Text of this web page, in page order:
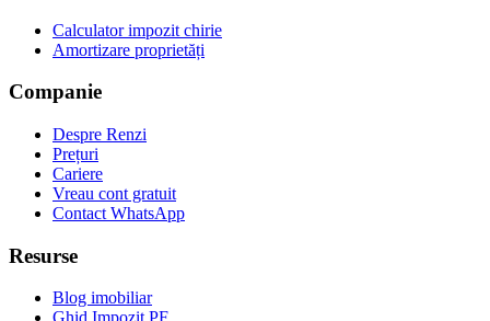
Calculator impozit chirie
Amortizare proprietăți
Companie
Despre Renzi
Prețuri
Cariere
Vreau cont gratuit
Contact WhatsApp
Resurse
Blog imobiliar